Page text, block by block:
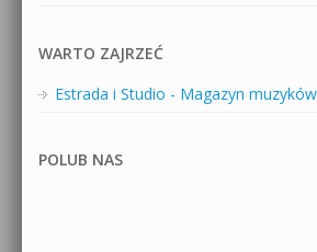
WARTO ZAJRZEĆ
Estrada i Studio - Magazyn
POLUB NAS